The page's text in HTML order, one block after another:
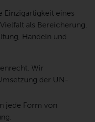
Einzigartigkeit eines
als Bereicherung.
Handeln und
Wir
der UN-
jede Form von